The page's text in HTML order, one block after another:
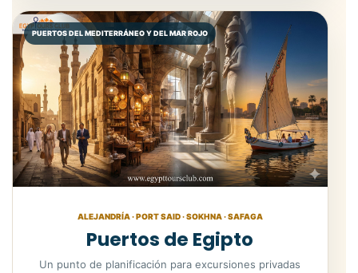
PUERTOS DEL MEDITERRÁNEO Y DEL MAR ROJO
ALEJANDRÍA · PORT SAID · SOKHNA · SAFAGA
Puertos de Egipto
Un punto de planificación para excursiones privadas